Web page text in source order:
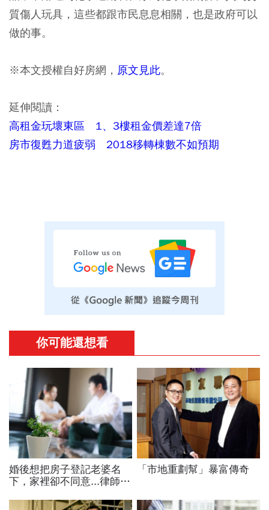
質傷人玩具，這些都跟市民息息相關，也是政府可以
做的事。
※本文授權自好房網， 原文見此。
延伸閱讀：
高租金玩壞東區 1、3樓租金價差達7倍
房市復甦力道疲弱 2018移轉棟數不如預期